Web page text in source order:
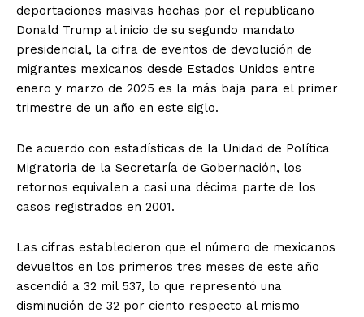
deportaciones masivas hechas por el republicano
Donald Trump al inicio de su segundo mandato
presidencial, la cifra de eventos de devolución de
migrantes mexicanos desde Estados Unidos entre
enero y marzo de 2025 es la más baja para el primer
trimestre de un año en este siglo.
De acuerdo con estadísticas de la Unidad de Política
Migratoria de la Secretaría de Gobernación, los
retornos equivalen a casi una décima parte de los
casos registrados en 2001.
Las cifras establecieron que el número de mexicanos
devueltos en los primeros tres meses de este año
ascendió a 32 mil 537, lo que representó una
disminución de 32 por ciento respecto al mismo